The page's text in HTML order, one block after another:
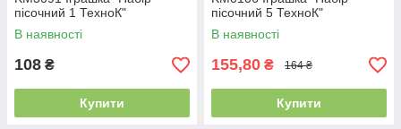
пісочний 1 ТехноК"
В наявності
108 ₴
Купити
пісочний 5 ТехноК"
В наявності
155,80 ₴ 164 ₴
Купити